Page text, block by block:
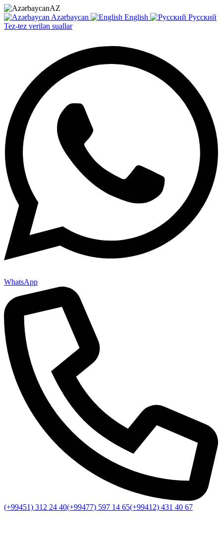
AZ
Azərbaycan
English
Русский
Tez-tez verilən suallar
WhatsApp
(+99451) 312 24 40(+99477) 597 14 65(+99412) 431 40 67